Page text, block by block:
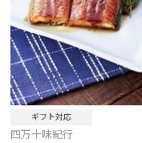
ギフト対応
四万十味紀行